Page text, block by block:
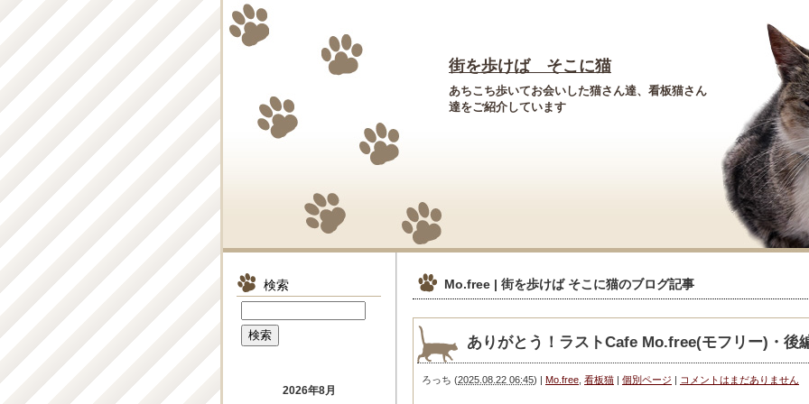
街を歩けば そこに猫
あちこち歩いてお会いした猫さん達、看板猫さん
達をご紹介しています
Mo.free | 街を歩けば そこに猫のブログ記事
ありがとう！ラストCafe Mo.free(モフリー)・後
ろっち (2025.08.22 06:45) | Mo.free 看板猫 | 個別ページ | コメントはまだありません
検索
2026年8月